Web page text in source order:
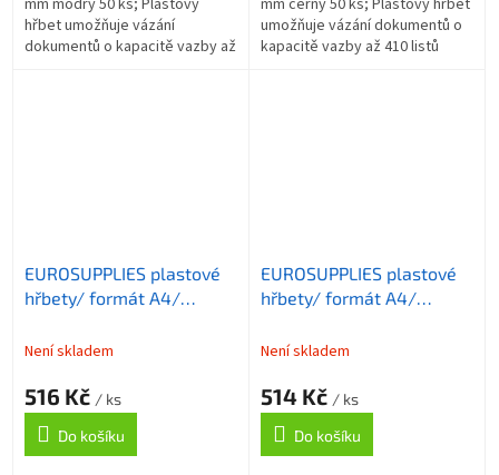
hřbet umožňuje vázání
dokumentů o kapacitě vazby až
umožňuje vázání dokumentů o
kapacitě vazby až 410 listů
EUROSUPPLIES plastové
hřbety/ formát A4/
Není skladem
516 Kč / ks
Do košíku
EUROSUPPLIES plastové
hřbety/ formát A4/
Není skladem
514 Kč / ks
Do košíku